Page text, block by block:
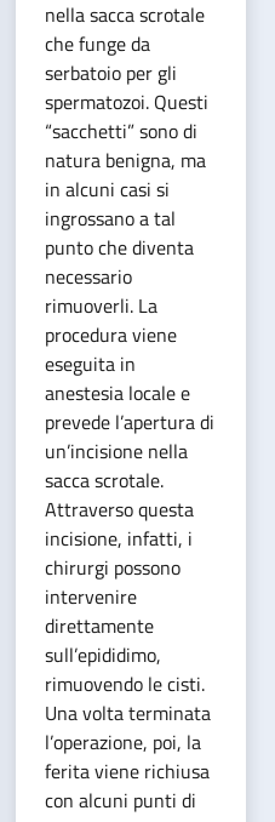
nella sacca scrotale
che funge da
serbatoio per gli
spermatozoi. Questi
“sacchetti” sono di
natura benigna, ma
in alcuni casi si
ingrossano a tal
punto che diventa
necessario
rimuoverli. La
procedura viene
eseguita in
anestesia locale e
prevede l’apertura di
un’incisione nella
sacca scrotale.
Attraverso questa
incisione, infatti, i
chirurgi possono
intervenire
direttamente
sull’epididimo,
rimuovendo le cisti.
Una volta terminata
l’operazione, poi, la
ferita viene richiusa
con alcuni punti di